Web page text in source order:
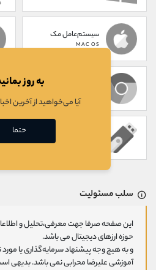
سیستم‌عامل مک
MAC OS
سلب مسئولیت
این صفحه صرفا جهت معرفی،تحلیل و
حوزه ارزهای دیجیتال می باشد.
و به هیچ وجه پیشنهاد سرمایه‌گذاری یا
آموزشی علیرضا محرابی نمی باشد. بدیهی
به روز
آیا می‌خواهید از آخرین
حتما